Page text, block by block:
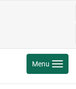
Toggle
Menu